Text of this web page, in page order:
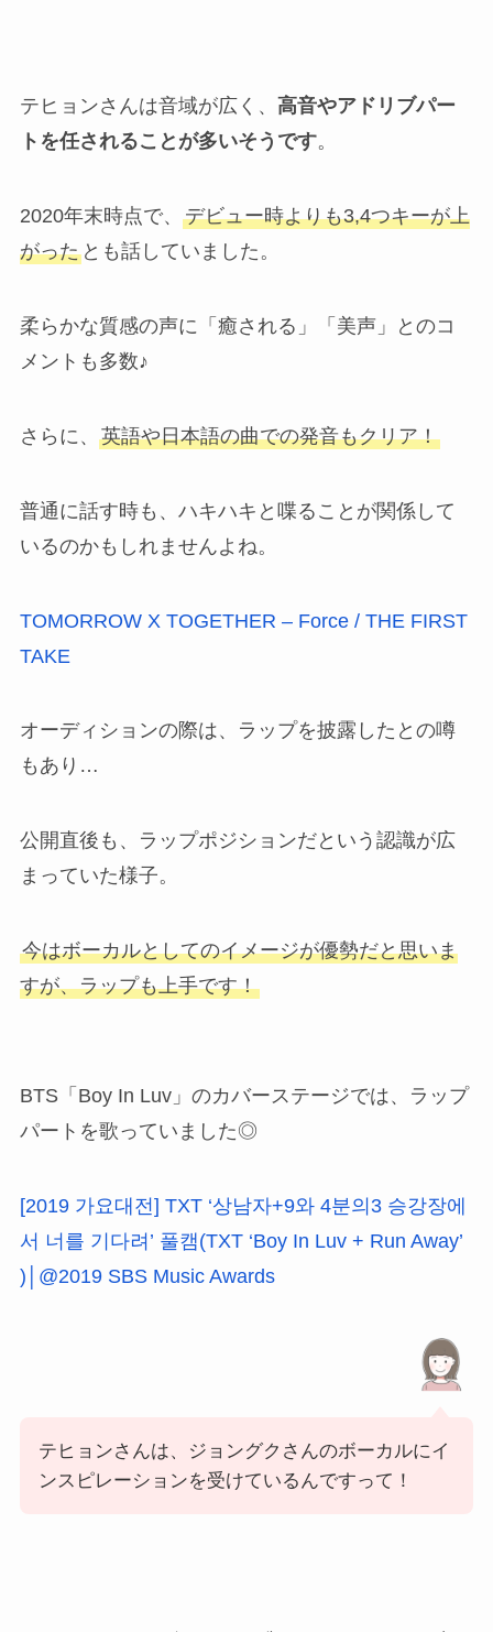
テヒョンさんは音域が広く、 高音やアドリブパー
トを任されることが多いそうです。
2020年末時点で、 デビュー時よりも3,4つキーが上
がったとも話していました。
柔らかな質感の声に「癒される」「美声」とのコ
メントも多数♪
さらに、 英語や日本語の曲での発音もクリア！
普通に話す時も、ハキハキと喋ることが関係して
いるのかもしれませんよね。
TOMORROW X TOGETHER – Force / THE FIRST
TAKE
オーディションの際は、ラップを披露したとの噂
もあり…
公開直後も、ラップポジションだという認識が広
まっていた様子。
今はボーカルとしてのイメージが優勢だと思いま
すが、ラップも上手です！
BTS「Boy In Luv」のカバーステージでは、ラップ
パートを歌っていました◎
[2019 가요대전] TXT ‘상남자+9와 4분의3 승강장에
서 너를 기다려’ 풀캠(TXT ‘Boy In Luv + Run Away’
)│@2019 SBS Music Awards
テヒョンさんは、ジョングクさんのボーカルにイ
ンスピレーションを受けているんですって！